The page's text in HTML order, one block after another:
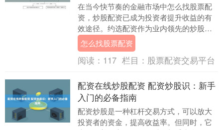
在当今快节奏的金融市场中怎么找股票配
资，炒股配资已成为投资者提升收益的有
效途径。约选配资作为业内领先的炒股配
资平台，以其安全可靠、服务贴心而备受
投资者青睐。 智....
怎么找股票配资
阅读： 117 栏目： 股票配资交易平台
配资在线炒股配资 配资炒股识：新手
入门的必备指南
配资炒股是一种杠杆交易方式，可以放大
投资者的资金，提高收益率。但同时，它